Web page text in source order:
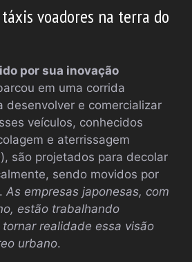
táxis voadores na terra do
por sua inovação
em uma corrida
desenvolver e comercializar
veículos, conhecidos
e aterrissagem
são projetados para decolar
sendo movidos por
As empresas japonesas, com
estão trabalhando
realidade essa visão
urbano.